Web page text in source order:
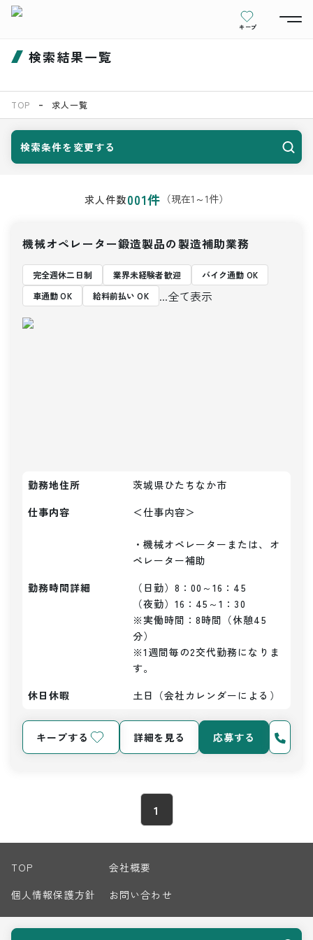
キープ
検索結果一覧
TOP 求人一覧
検索条件を変更する
求人件数001件 （現在1 ～1件）
機械オペレーター鍛造製品の製造補助業務
完全週休二日制 業界未経験者歓迎
バイク通勤 OK
車通勤 OK
給料前払い OK ...全て表示
勤務地住所
茨城県ひたちなか市
仕事内容
＜仕事内容＞
・機械オペレーターまたは、オ
ペレーター補助
勤務時間詳細
（日勤）8：00～16：45
（夜勤）16：45～1：30
※実働時間：8時間（休憩45
分）
※1週間毎の2交代勤務になりま
す。
休日休暇
土日（会社カレンダーによる）
キープする 詳細を見る 応募する
1
TOP
会社概要
個人情報保護方針
お問い合わせ